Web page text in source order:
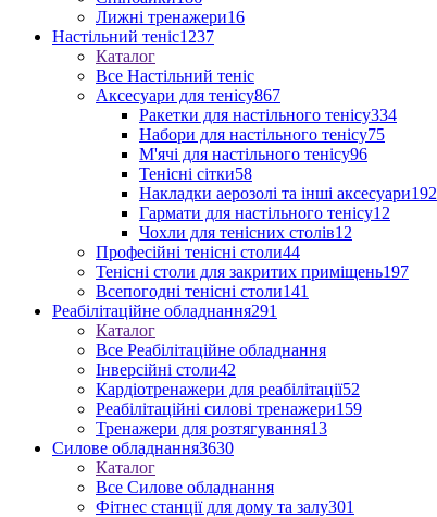
Лижні тренажери16
Настільний теніс1237
Каталог
Все Настільний теніс
Аксесуари для тенісу867
Ракетки для настільного тенісу334
Набори для настільного тенісу75
М'ячі для настільного тенісу96
Тенісні сітки58
Накладки аерозолі та інші аксесуари192
Гармати для настільного тенісу12
Чохли для тенісних столів12
Професійні тенісні столи44
Тенісні столи для закритих приміщень197
Всепогодні тенісні столи141
Реабілітаційне обладнання291
Каталог
Все Реабілітаційне обладнання
Інверсійні столи42
Кардіотренажери для реабілітації52
Реабілітаційні силові тренажери159
Тренажери для розтягування13
Силове обладнання3630
Каталог
Все Силове обладнання
Фітнес станції для дому та залу301